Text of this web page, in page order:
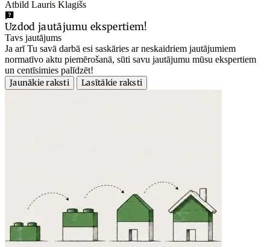
Atbild Lauris Klagišs
Uzdod jautājumu ekspertiem!
Tavs jautājums
Ja arī Tu savā darbā esi saskāries ar neskaidriem jautājumiem
normatīvo aktu piemērošanā, sūti savu jautājumu mūsu ekspertiem
un centīsimies palīdzēt!
Jaunākie raksti
Lasītākie raksti